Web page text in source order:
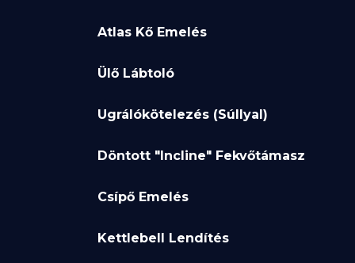
Atlas Kő Emelés
Ülő Lábtoló
Ugrálókötelezés (Súllyal)
Döntott "Incline" Fekvőtámasz
Csípő Emelés
Kettlebell Lendítés